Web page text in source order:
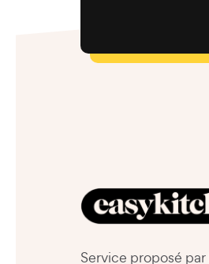
Service proposé par